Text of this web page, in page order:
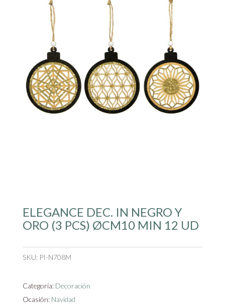
ELEGANCE DEC. IN NEGRO Y
ORO (3 PCS) ØCM10 MIN 12 UD
SKU: PI-N708M
Categoría: Decoración
Ocasión: Navidad